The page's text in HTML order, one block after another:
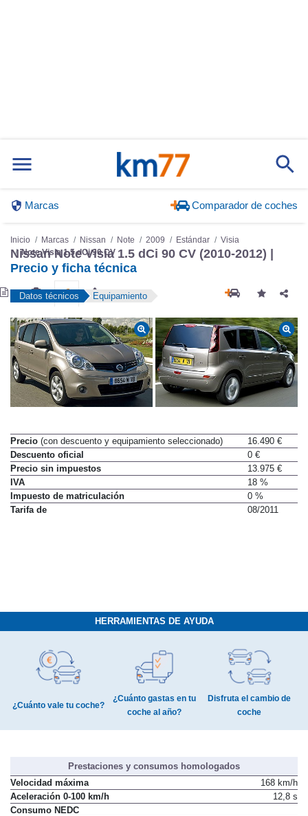
Marcas Comparador de coches
Inicio Marcas Nissan Note 2009 Estándar
Visia
Note Visia 1.5 dCi 90 CV
Nissan Note Visia 1.5 dCi 90 CV (2010-2012) |
Precio y ficha técnica
Datos técnicos Equipamiento
Precio (con descuento y equipamiento seleccionado)
16.490 €
Descuento oficial
0 €
Precio sin impuestos
13.975 €
IVA
18 %
Impuesto de matriculación
0 %
Tarifa de
08/2011
HERRAMIENTAS DE AYUDA
¿Cuánto vale tu coche?
¿Cuánto gastas en tu
coche al año?
Disfruta el cambio de
coche
Prestaciones y consumos homologados
Velocidad máxima
168 km/h
Aceleración 0-100 km/h
12,8 s
Consumo NEDC